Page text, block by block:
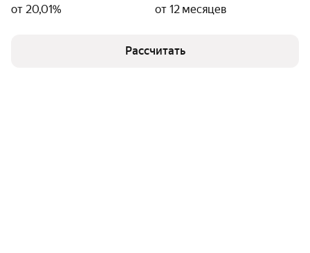
от 20,01%
от 12 месяцев
Рассчитать